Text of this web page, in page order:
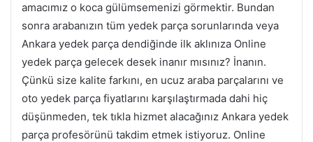
amacımız o koca gülümsemenizi görmektir. Bundan
sonra arabanızın tüm yedek parça sorunlarında veya
Ankara yedek parça dendiğinde ilk aklınıza Online
yedek parça gelecek desek inanır mısınız? İnanın.
Çünkü size kalite farkını, en ucuz araba parçalarını ve
oto yedek parça fiyatlarını karşılaştırmada dahi hiç
düşünmeden, tek tıkla hizmet alacağınız Ankara yedek
parça profesörünü takdim etmek istiyoruz. Online